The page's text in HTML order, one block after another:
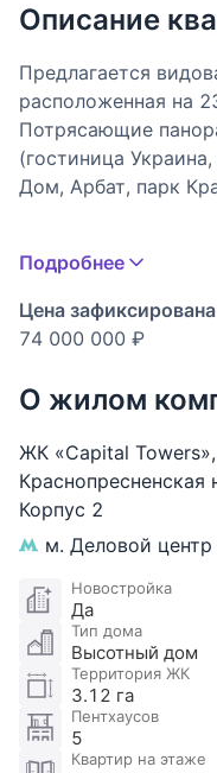
Описание
Предлагается
расположенная на
Потрясающие
(гостиница
Дом, Арбат, парк
кухня-гостиная,
спальня,
установлена
оборудована всей
ведущих
полностью готова
Capital Towers это
котором
комфортной и
комплексе
воздухом,
лифт, 5-ти
современные
Инфраструктура
все необходимое
Подробнее
Цена
74 000 000 ₽
О жилом
ЖК «Capital Towers»,
Краснопресненская
Корпус 2
м. Деловой центр
Новостройка
Да
Тип дома
Высотный дом
Территория ЖК
3.12 га
Пентхаусов
5
Квартир на этаже